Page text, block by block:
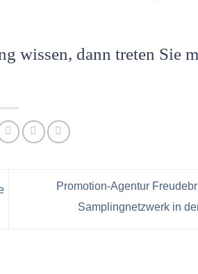
wissen, dann treten Sie
Promotion-Agentur
Samplingnetzwerk in